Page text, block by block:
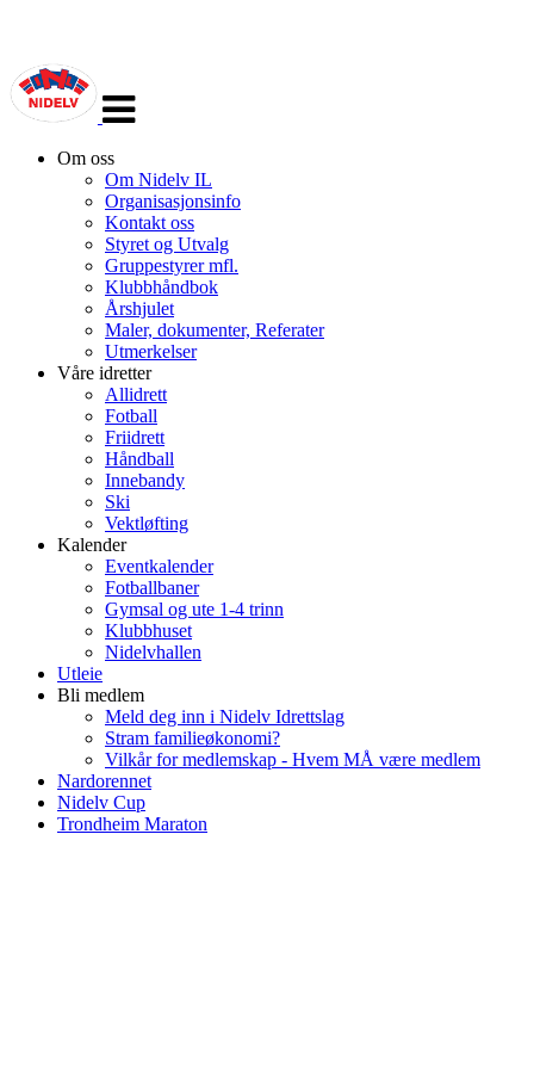
navigasjon
Om oss
Om Nidelv IL
Organisasjonsinfo
Kontakt oss
Styret og Utvalg
Gruppestyrer mfl.
Klubbhåndbok
Årshjulet
Maler, dokumenter, Referater
Utmerkelser
Våre idretter
Allidrett
Fotball
Friidrett
Håndball
Innebandy
Ski
Vektløfting
Kalender
Eventkalender
Fotballbaner
Gymsal og ute 1-4 trinn
Klubbhuset
Nidelvhallen
Utleie
Bli medlem
Meld deg inn i Nidelv Idrettslag
Stram familieøkonomi?
Vilkår for medlemskap - Hvem MÅ være medlem
Nardorennet
Nidelv Cup
Trondheim Maraton